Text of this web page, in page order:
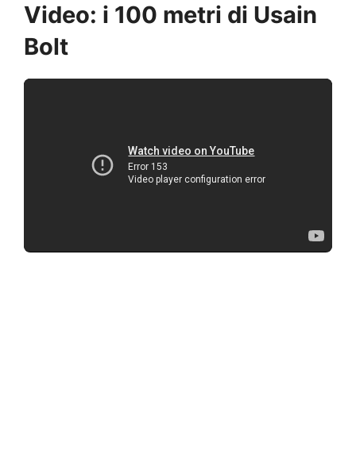
Video: i 100 metri di Usain
Bolt